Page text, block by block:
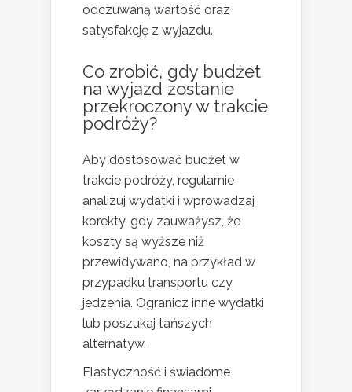
odczuwaną wartość oraz
satysfakcję z wyjazdu.
Co zrobić, gdy budżet
na wyjazd zostanie
przekroczony w trakcie
podróży?
Aby dostosować budżet w
trakcie podróży, regularnie
analizuj wydatki i wprowadzaj
korekty, gdy zauważysz, że
koszty są wyższe niż
przewidywano, na przykład w
przypadku transportu czy
jedzenia. Ogranicz inne wydatki
lub poszukaj tańszych
alternatyw.
Elastyczność i świadome